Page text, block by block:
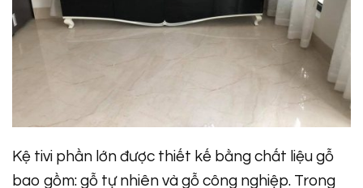
Kệ tivi phần lớn được thiết kế bằng chất liệu gỗ
bao gồm: gỗ tự nhiên và gỗ công nghiệp. Trong